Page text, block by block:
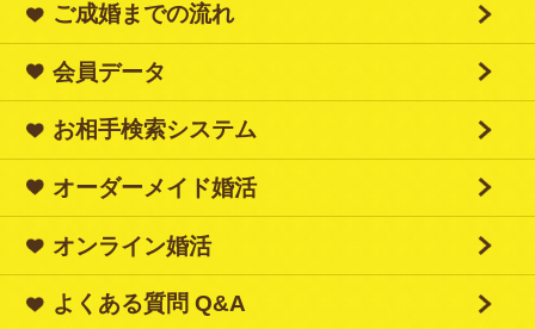
ご成婚までの流れ
会員データ
お相手検索システム
オーダーメイド婚活
オンライン婚活
よくある質問 Q&A